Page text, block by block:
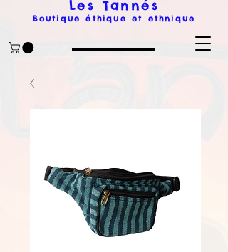
Les Tannés
Boutique éthique et ethnique